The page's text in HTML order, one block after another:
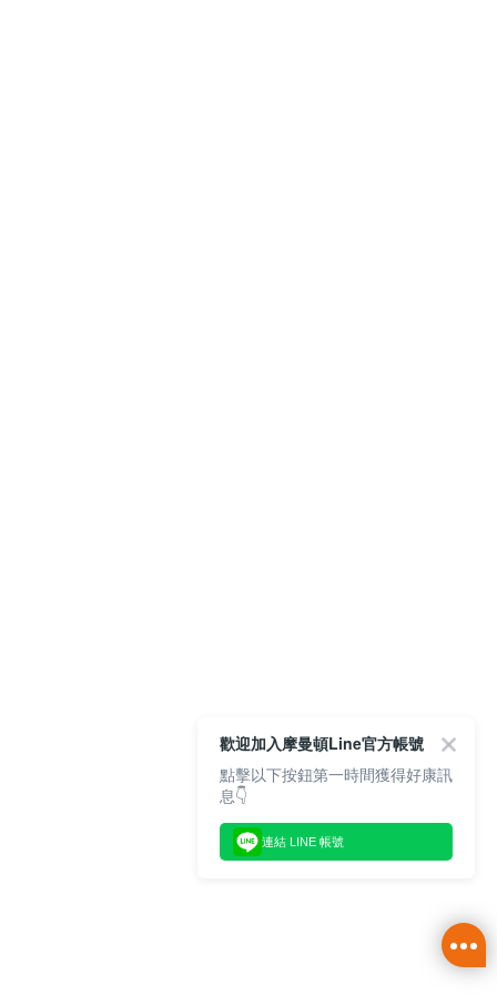
歡迎加入摩曼頓Line官方帳號
點擊以下按鈕第一時間獲得好康訊
息👇
連結 LINE 帳號